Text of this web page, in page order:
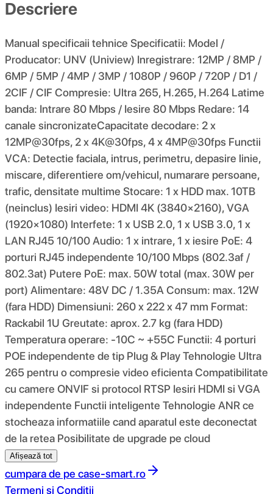
Descriere
Manual specificaii tehnice Specificatii: Model /
Producator: UNV (Uniview) Inregistrare: 12MP / 8MP /
6MP / 5MP / 4MP / 3MP / 1080P / 960P / 720P / D1 /
2CIF / CIF Compresie: Ultra 265, H.265, H.264 Latime
banda: Intrare 80 Mbps / Iesire 80 Mbps Redare: 14
canale sincronizateCapacitate decodare: 2 x
12MP@30fps, 2 x 4K@30fps, 4 x 4MP@30fps Functii
VCA: Detectie faciala, intrus, perimetru, depasire linie,
miscare, diferentiere om/vehicul, numarare persoane,
trafic, densitate multime Stocare: 1 x HDD max. 10TB
(neinclus) Iesiri video: HDMI 4K (3840×2160), VGA
(1920×1080) Interfete: 1 x USB 2.0, 1 x USB 3.0, 1 x
LAN RJ45 10/100 Audio: 1 x intrare, 1 x iesire PoE: 4
porturi RJ45 independente 10/100 Mbps (802.3af /
802.3at) Putere PoE: max. 50W total (max. 30W per
port) Alimentare: 48V DC / 1.35A Consum: max. 12W
(fara HDD) Dimensiuni: 260 x 222 x 47 mm Format:
Rackabil 1U Greutate: aprox. 2.7 kg (fara HDD)
Temperatura operare: -10C ~ +55C Functii: 4 porturi
POE independente de tip Plug & Play Tehnologie Ultra
265 pentru o compresie video eficienta Compatibilitate
cu camere ONVIF si protocol RTSP Iesiri HDMI si VGA
independente Functii inteligente Tehnologie ANR ce
stocheaza informatiile cand aparatul este deconectat
de la retea Posibilitate de upgrade pe cloud
Afișează tot
cumpara de pe case-smart.ro
Termeni si Conditii